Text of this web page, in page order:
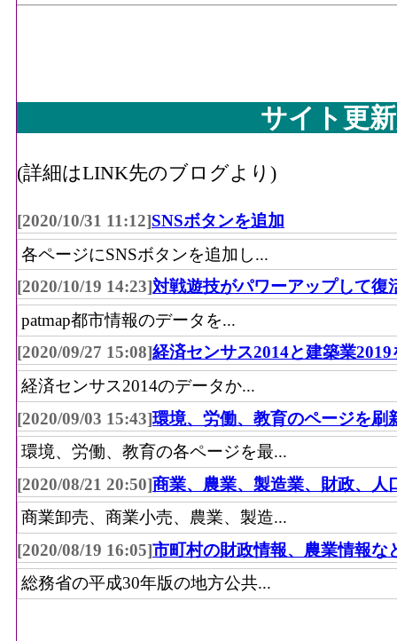
サイト更
(詳細はLINK先のブログより)
[2020/10/31 11:12]SNSボタンを追加
各ページにSNSボタンを追加し...
[2020/10/19 14:23]対戦遊技がパワーアップして復
patmap都市情報のデータを...
[2020/09/27 15:08]経済センサス2014と建築業2019
経済センサス2014のデータか...
[2020/09/03 15:43]環境、労働、教育のページを刷
環境、労働、教育の各ページを最...
[2020/08/21 20:50]商業、農業、製造業、財政、人
商業卸売、商業小売、農業、製造...
[2020/08/19 16:05]市町村の財政情報、農業情報な
総務省の平成30年版の地方公共...